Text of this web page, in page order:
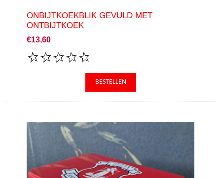
ONBIJTKOEKBLIK GEVULD MET
ONTBIJTKOEK
€13,60